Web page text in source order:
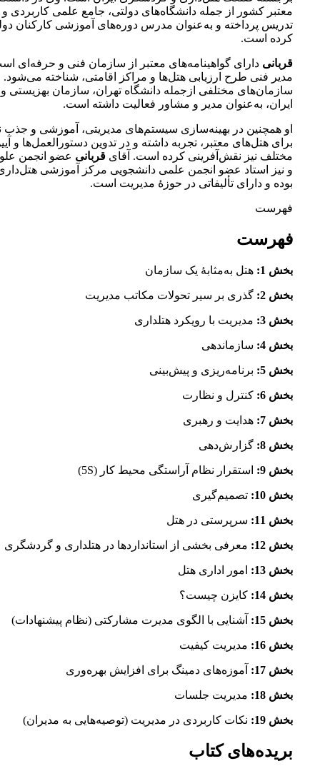
معتبر کشور از جمله دانشگاه‌های دولتی، جامع علمی کاربردی و
تدریس پرداخته و به‌عنوان مدرس دوره‌های آموزشی کارکنان
کرده است.
قربانی دارای گواهینامه‌های معتبر از سازمان فنی و حرفه‌ای
مدیر فنی طرح ارزیابی هتل‌ها و مراکز اقامتی، شناخته
سازمان‌های مختلفی ازجمله دانشگاه تهران، سازمان
ایران، به‌عنوان مدیر و مشاور فعالیت داشته است.
او همچنین در بهینه‌سازی سیستم‌های مدیریتی، آموزشی و جذب
برای هتل‌های معتبر، تجربه داشته و در تدوین دستورالعمل‌ها و
مختلف نیز نقش‌آفرینی کرده است. آقای قربانی عضو انجمن
و نیز استاد عضو انجمن علمی دانشجویی مرکز آموزشی
بوده و دارای تألیفاتی در حوزۀ مدیریت است.
فهرست
فهرست
بخش 1: هتل به‌مثابۀ یک سازمان
بخش 2: گذری بر سیر تحولات مکاتب مدیریت
بخش 3: مدیریت با رویکرد هتلداری
بخش 4: سازماندهی
بخش 5: برنامه‌ریزی و پیش‌بینی
بخش 6: کنترل و نظارت
بخش 7: هدایت و رهبری
بخش 8: گزارش‌دهی
بخش 9: استقرار نظام آراستگی محیط کار (5S)
بخش 10: تصمیم‌گیری
بخش 11: سرپرستی در هتل
بخش 12: معرفی بخشی از استانداردها در هتلداری و گردشگری
بخش 13: امور اداری هتل
بخش 14: کایزن چیست؟
بخش 15: آشنایی با الگوی مدیرت مشارکتی (نظام پیشنهادات)
بخش 16: مدیریت کیفیت
بخش 17: آموزه‌های دمینگ برای افزایش بهره‌وری
بخش 18: مدیریت جلسات
بخش 19: نکات کاربردی در مدیریت (توصیه‌هایی به مدیران)
بریده‌های کتاب